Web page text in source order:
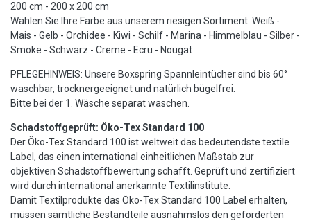
200 cm - 200 x 200 cm
Wählen Sie Ihre Farbe aus unserem riesigen Sortiment: Weiß -
Mais - Gelb - Orchidee - Kiwi - Schilf - Marina - Himmelblau - Silber -
Smoke - Schwarz - Creme - Ecru - Nougat
PFLEGEHINWEIS: Unsere Boxspring Spannleintücher sind bis 60°
waschbar, trocknergeeignet und natürlich bügelfrei.
Bitte bei der 1. Wäsche separat waschen.
Schadstoffgeprüft: Öko-Tex Standard 100
Der Öko-Tex Standard 100 ist weltweit das bedeutendste textile
Label, das einen international einheitlichen Maßstab zur
objektiven Schadstoffbewertung schafft. Geprüft und zertifiziert
wird durch international anerkannte Textilinstitute.
Damit Textilprodukte das Öko-Tex Standard 100 Label erhalten,
müssen sämtliche Bestandteile ausnahmslos den geforderten